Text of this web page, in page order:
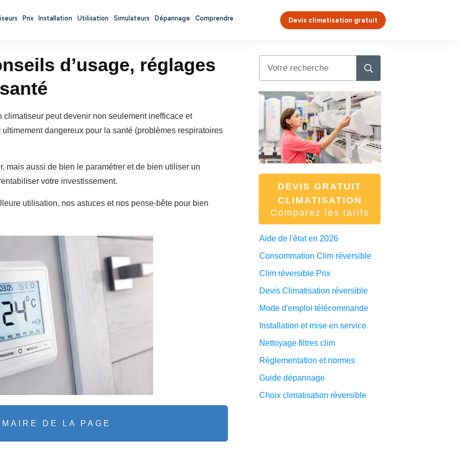
Prix Installation Utilisation Simulateurs Dépannage Comprendre Devis climatisation gratuit
d’usage, réglages
peut devenir non seulement inefficace et
dangereux pour la santé (problèmes respiratoires
mais aussi de bien le paramétrer et de bien utiliser un
votre investissement.
utilisation, nos astuces et nos pense-bête pour bien
DE LA PAGE
DEVIS GRATUIT
CLIMATISATION
Comparez les tarifs
Aide de l'état en 2026
Consommation Clim réversible
Clim réversible Prix
Devis Climatisation réversible
Mode d'emploi télécommande
Installation et mise en service
Nettoyage filtres clim
Réglementation et normes
Guide dépannage
Choix climatisation réversible